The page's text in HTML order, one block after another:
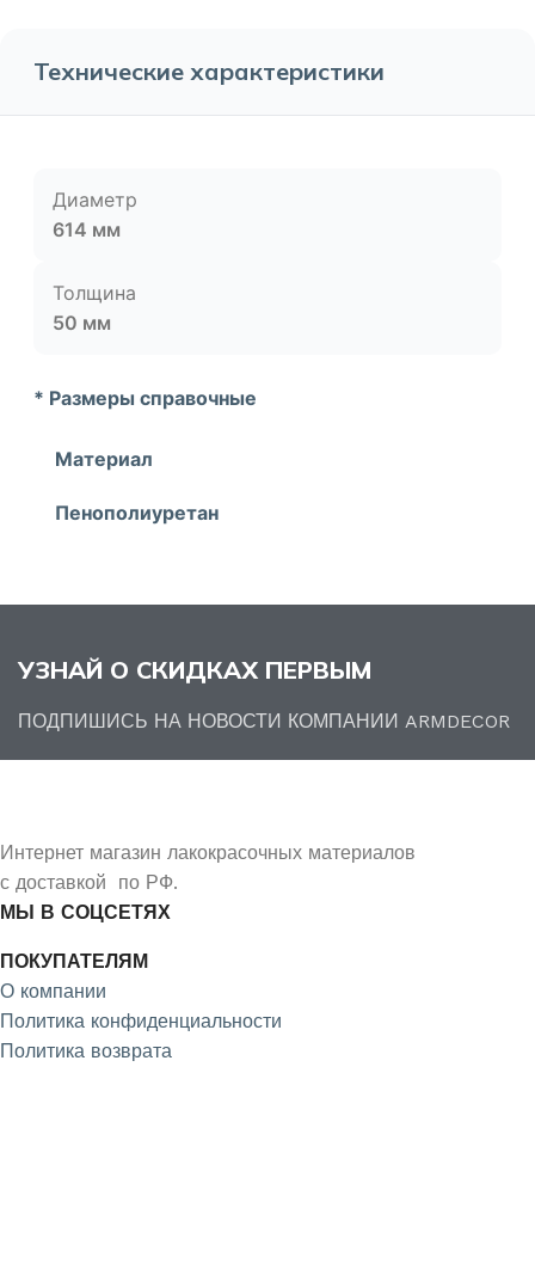
Технические характеристики
Диаметр
614 мм
Толщина
50 мм
* Размеры справочные
Материал
Пенополиуретан
УЗНАЙ О СКИДКАХ ПЕРВЫМ
ПОДПИШИСЬ НА НОВОСТИ КОМПАНИИ ARMDECOR
Интернет магазин лакокрасочных материалов
с доставкой по РФ.
МЫ В СОЦСЕТЯХ
ПОКУПАТЕЛЯМ
О компании
Политика конфиденциальности
Политика возврата